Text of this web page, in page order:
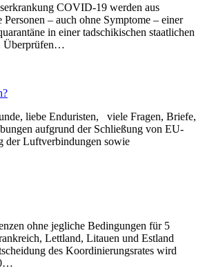
COVID-19 werden aus
Personen – auch ohne Symptome – einer
in einer tadschikischen staatlichen
Überprüfen…
liebe Enduristen, viele Fragen, Briefe,
aufgrund der Schließung von EU-
der Luftverbindungen sowie
ohne jegliche Bedingungen für 5
Lettland, Litauen und Estland
des Koordinierungsrates wird